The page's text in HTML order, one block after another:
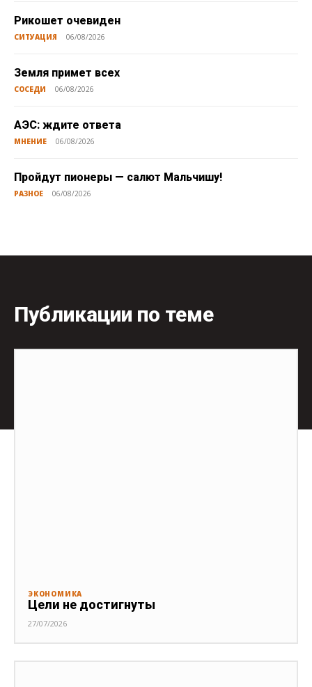
Рикошет очевиден
СИТУАЦИЯ 06/08/2026
Земля примет всех
СОСЕДИ 06/08/2026
АЭС: ждите ответа
МНЕНИЕ 06/08/2026
Пройдут пионеры — салют Мальчишу!
РАЗНОЕ 06/08/2026
Публикации по теме
ЭКОНОМИКА
Цели не достигнуты
27/07/2026